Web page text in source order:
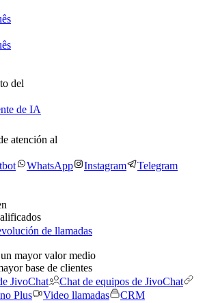
del
de IA
atención al
WhatsApp Instagram Telegram
de llamadas
mayor valor medio
base de clientes
JivoChat
Chat de equipos de JivoChat
Plus Video llamadas
CRM